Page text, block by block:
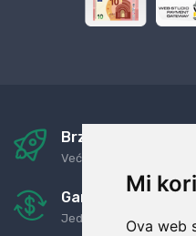
Mi
Ova web
Brza i sigurna
Već za nekoliko dana
Garancija u
Jednostavno pravilo: